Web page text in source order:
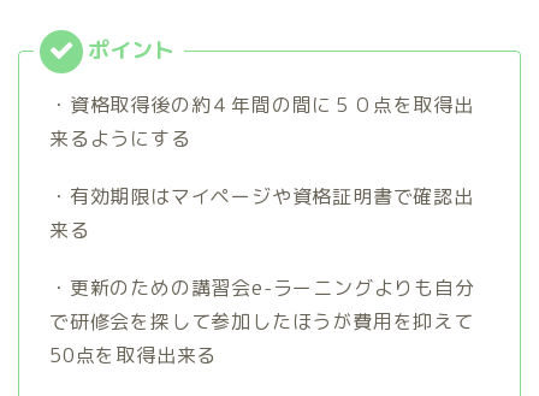
・資格取得後の約４年間の間に５０点を取得出
来るようにする
・有効期限はマイページや資格証明書で確認出
来る
・更新のための講習会e-ラーニングよりも自分
で研修会を探して参加したほうが費用を抑えて
50点を取得出来る